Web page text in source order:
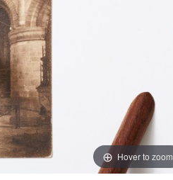
Hover to zoom